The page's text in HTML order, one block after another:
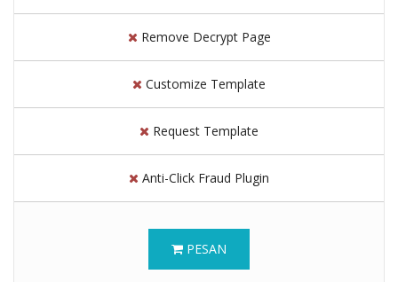
Remove Decrypt Page
Customize Template
Request Template
Anti-Click Fraud Plugin
PESAN